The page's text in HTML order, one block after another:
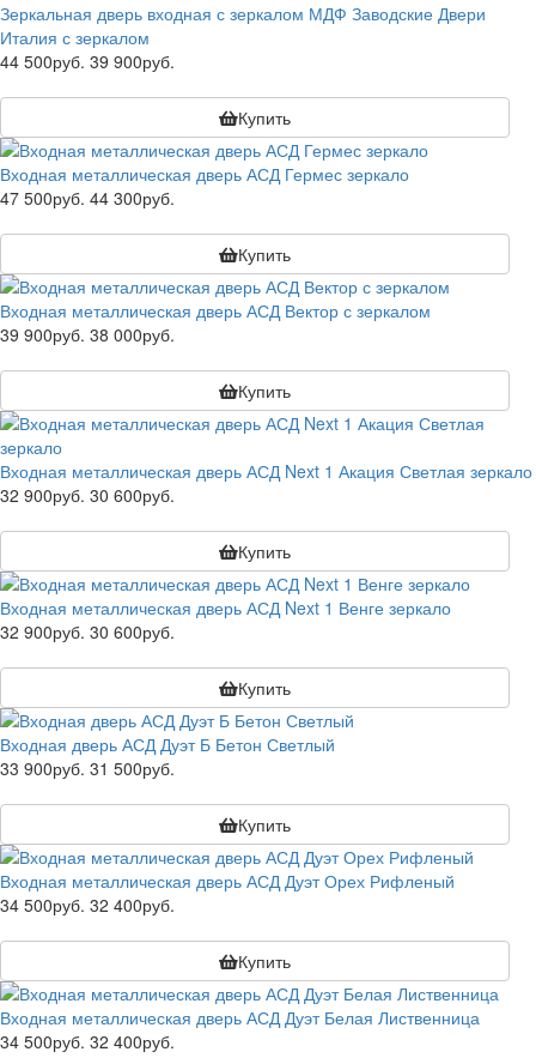
Зеркальная дверь входная с зеркалом МДФ Заводские Двери
Италия с зеркалом
44 500руб. 39 900руб.
Купить
Входная металлическая дверь АСД Гермес зеркало
47 500руб. 44 300руб.
Купить
Входная металлическая дверь АСД Вектор с зеркалом
39 900руб. 38 000руб.
Купить
Входная металлическая дверь АСД Next 1 Акация Светлая зеркало
32 900руб. 30 600руб.
Купить
Входная металлическая дверь АСД Next 1 Венге зеркало
32 900руб. 30 600руб.
Купить
Входная дверь АСД Дуэт Б Бетон Светлый
33 900руб. 31 500руб.
Купить
Входная металлическая дверь АСД Дуэт Орех Рифленый
34 500руб. 32 400руб.
Купить
Входная металлическая дверь АСД Дуэт Белая Лиственница
34 500руб. 32 400руб.